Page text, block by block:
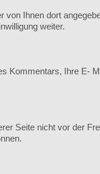
Ihnen dort
weiter.
Kommentars, Ihre E-
Seite nicht vor der